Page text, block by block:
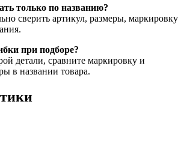
только по названию?
сверить артикул, размеры, маркировку
при подборе?
детали, сравните маркировку и
в названии товара.